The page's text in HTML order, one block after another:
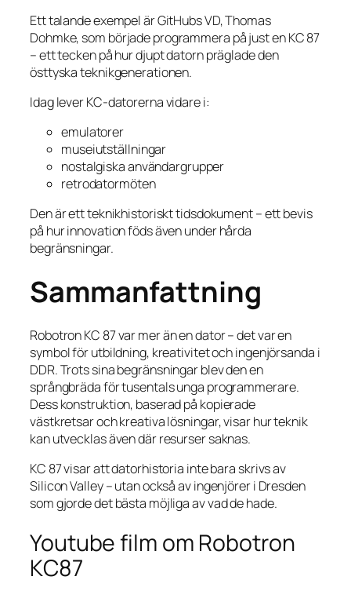
Ett talande exempel är GitHubs VD, Thomas
Dohmke, som började programmera på just en KC 87
– ett tecken på hur djupt datorn präglade den
östtyska teknikgenerationen.
Idag lever KC-datorerna vidare i:
emulatorer
museiutställningar
nostalgiska användargrupper
retrodatormöten
Den är ett teknikhistoriskt tidsdokument – ett bevis
på hur innovation föds även under hårda
begränsningar.
Sammanfattning
Robotron KC 87 var mer än en dator – det var en
symbol för utbildning, kreativitet och ingenjörsanda i
DDR. Trots sina begränsningar blev den en
språngbräda för tusentals unga programmerare.
Dess konstruktion, baserad på kopierade
västkretsar och kreativa lösningar, visar hur teknik
kan utvecklas även där resurser saknas.
KC 87 visar att datorhistoria inte bara skrivs av
Silicon Valley – utan också av ingenjörer i Dresden
som gjorde det bästa möjliga av vad de hade.
Youtube film om Robotron
KC87